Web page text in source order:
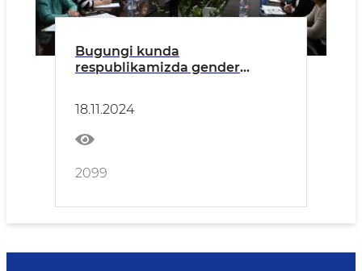
Bugungi kunda
respublikamizda gender
manfaatlarini ta’minlash
yuzasidan izchil sa’y-harakatlar
amalga oshirilmoqda
18.11.2024
2099